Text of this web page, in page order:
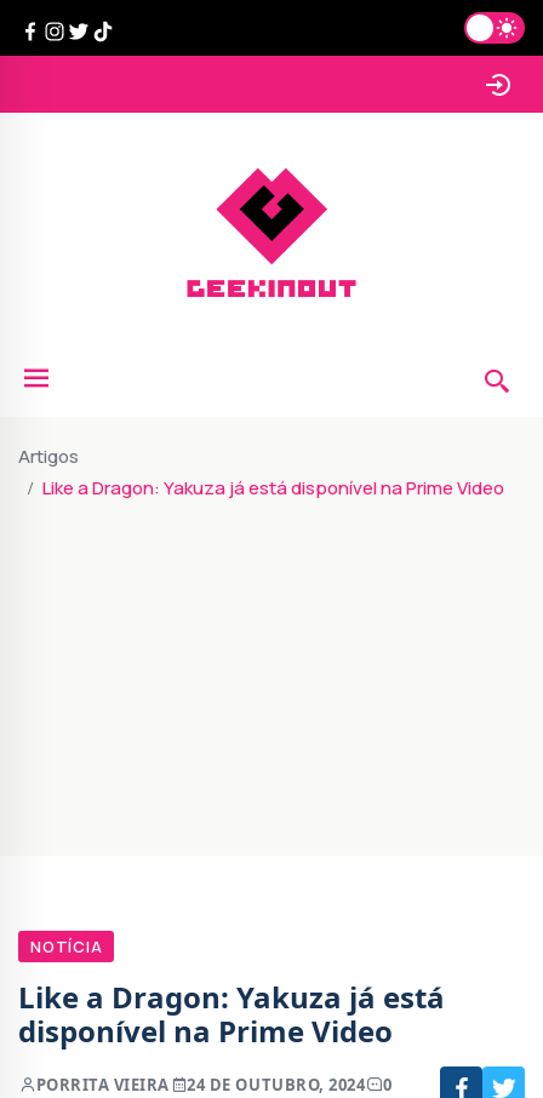
Artigos
Like a Dragon: Yakuza já está disponível na Prime Video
NOTÍCIA
Like a Dragon: Yakuza já está
disponível na Prime Video
PORRITA VIEIRA 24 DE OUTUBRO, 2024 0